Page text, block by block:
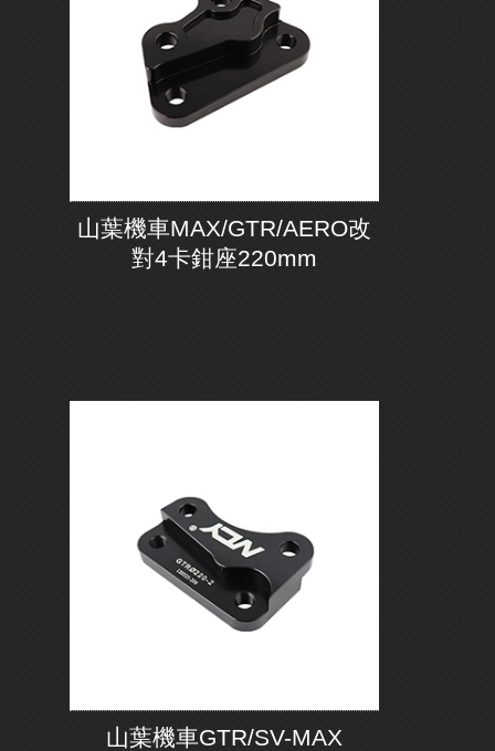
山葉機車MAX/GTR/AERO改
對4卡鉗座220mm
山葉機車GTR/SV-MAX